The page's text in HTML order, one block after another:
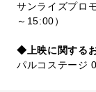
サンライズプロ
～15:00）
◆上映に関する
パルコステージ